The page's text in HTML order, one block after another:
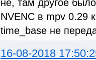
не, там другое
NVENC в mpv 0.29
time_base не
16-08-2018